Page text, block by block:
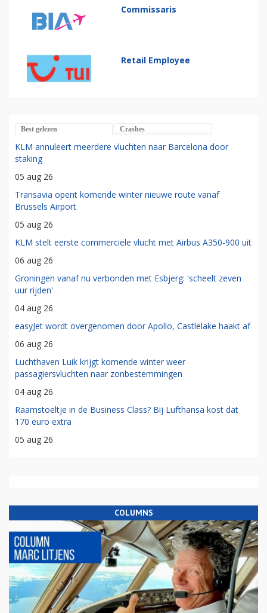
Commissaris
Retail Employee
Best gelezen Crashes
KLM annuleert meerdere vluchten naar Barcelona door
staking
05 aug 26
Transavia opent komende winter nieuwe route vanaf
Brussels Airport
05 aug 26
KLM stelt eerste commerciële vlucht met Airbus A350-900 uit
06 aug 26
Groningen vanaf nu verbonden met Esbjerg: 'scheelt zeven
uur rijden'
04 aug 26
easyJet wordt overgenomen door Apollo, Castlelake haakt af
06 aug 26
Luchthaven Luik krijgt komende winter weer
passagiersvluchten naar zonbestemmingen
04 aug 26
Raamstoeltje in de Business Class? Bij Lufthansa kost dat
170 euro extra
05 aug 26
COLUMNS